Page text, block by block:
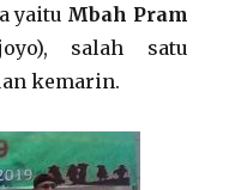
yaitu Mbah Pram
salah satu
kemarin.